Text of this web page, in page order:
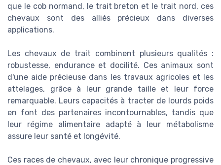
que le cob normand, le trait breton et le trait nord, ces
chevaux sont des alliés précieux dans diverses
applications.
Les chevaux de trait combinent plusieurs qualités :
robustesse, endurance et docilité. Ces animaux sont
d'une aide précieuse dans les travaux agricoles et les
attelages, grâce à leur grande taille et leur force
remarquable. Leurs capacités à tracter de lourds poids
en font des partenaires incontournables, tandis que
leur régime alimentaire adapté à leur métabolisme
assure leur santé et longévité.
Ces races de chevaux, avec leur chronique progressive